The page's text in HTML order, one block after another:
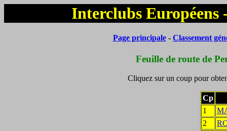
Interclubs
Page principale- Classement
Feuille de route de
Cliquez sur un coup pour
Cp
1
2